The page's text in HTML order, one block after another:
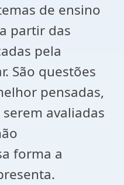
de ensino
partir das
pela
São questões
pensadas,
avaliadas
forma a